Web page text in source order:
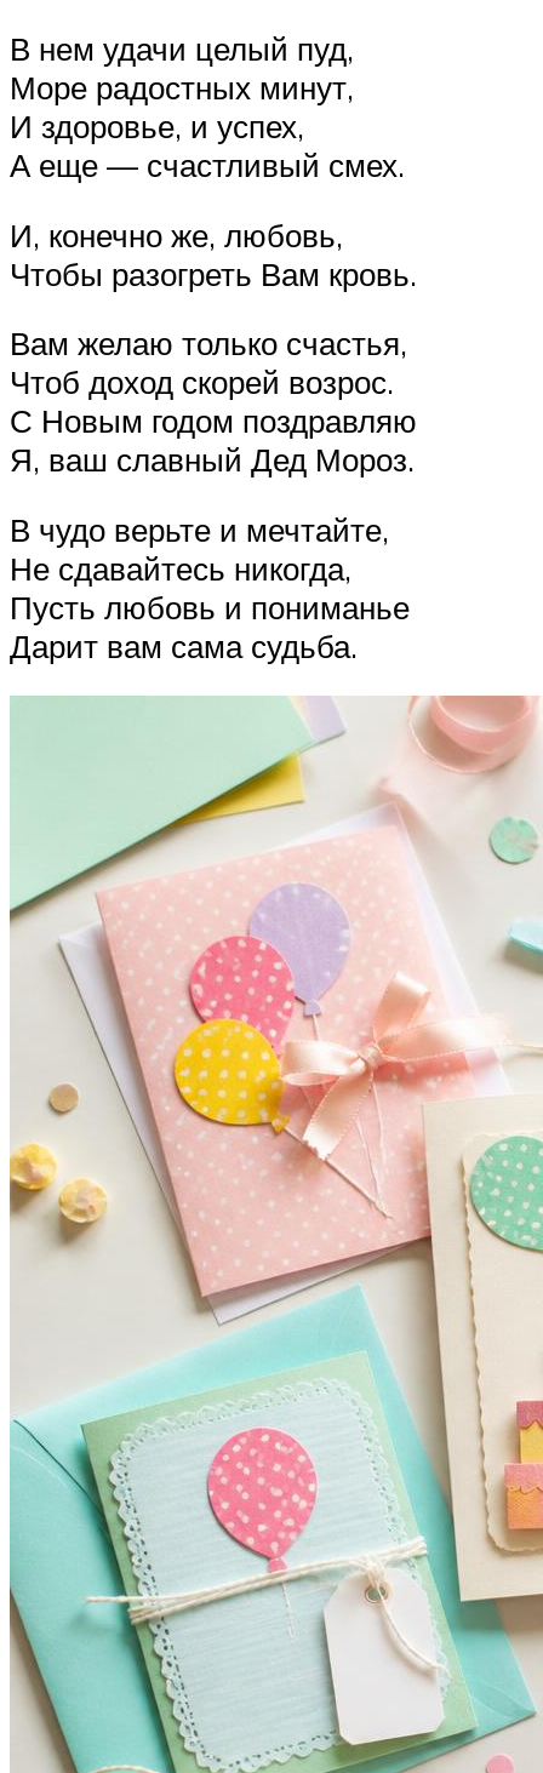
В нем удачи целый пуд,
Море радостных минут,
И здоровье, и успех,
А еще — счастливый смех.
И, конечно же, любовь,
Чтобы разогреть Вам кровь.
Вам желаю только счастья,
Чтоб доход скорей возрос.
С Новым годом поздравляю
Я, ваш славный Дед Мороз.
В чудо верьте и мечтайте,
Не сдавайтесь никогда,
Пусть любовь и пониманье
Дарит вам сама судьба.